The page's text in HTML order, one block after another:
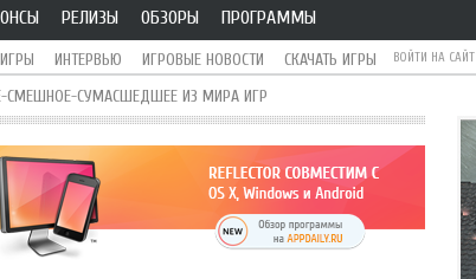
РЕЛИЗЫ ОБЗОРЫ ПРОГРАММЫ
ИНТЕРВЬЮ ИГРОВЫЕ НОВОСТИ
СКАЧАТЬ ИГРЫ
СМЕШНОЕ-СУМАСШЕДШЕЕ ИЗ МИРА ИГР
ВОЙТИ НА САЙТ